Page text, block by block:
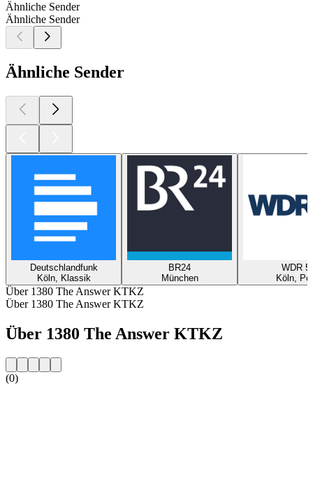
Ähnliche Sender
Ähnliche Sender
Ähnliche Sender
Deutschlandfunk
Köln, Klassik
BR24
München
WDR 5
Köln,
Über 1380 The Answer KTKZ
Über 1380 The Answer KTKZ
Über 1380 The Answer KTKZ
(0)